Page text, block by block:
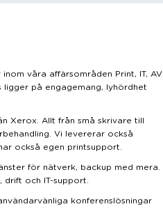
våra affärsområden Print, IT, AV
ligger på engagemang, lyhördhet
Xerox. Allt från små skrivare till
Vi levererar också
också egen printsupport.
för nätverk, backup med mera.
och IT-support.
konferenslösningar